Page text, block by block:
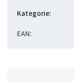
Kategorie:
EAN: